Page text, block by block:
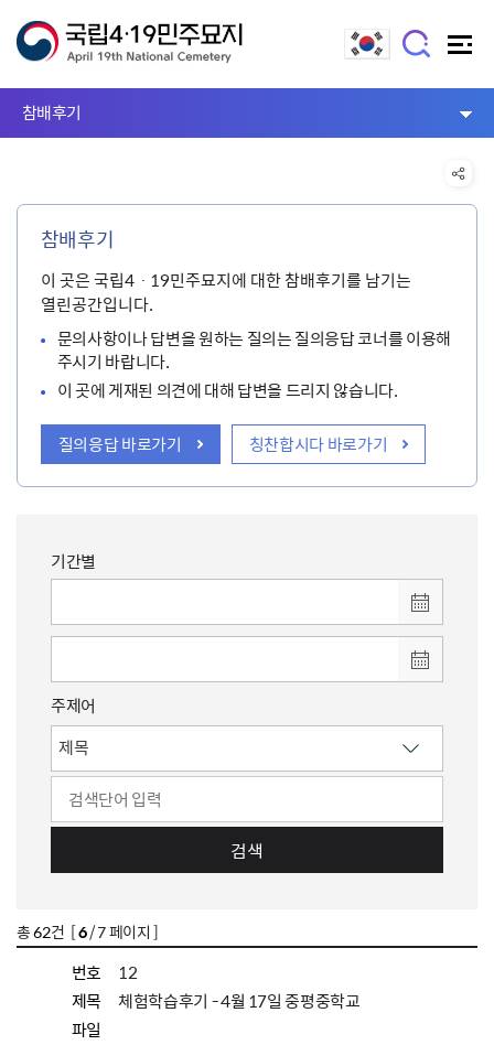
참배후기
참배후기
이 곳은 국립4ㆍ19민주묘지에 대한 참배후기를 남기는
열린공간입니다.
문의사항이나 답변을 원하는 질의는 질의응답 코너를 이용해
주시기 바랍니다.
이 곳에 게재된 의견에 대해 답변을 드리지 않습니다.
질의응답 바로가기 칭찬합시다 바로가기
기간별
주제어
검색
총62건 [6/ 7 페이지 ]
번호
12
제목
체험학습후기 - 4월 17일 중평중학교
파일